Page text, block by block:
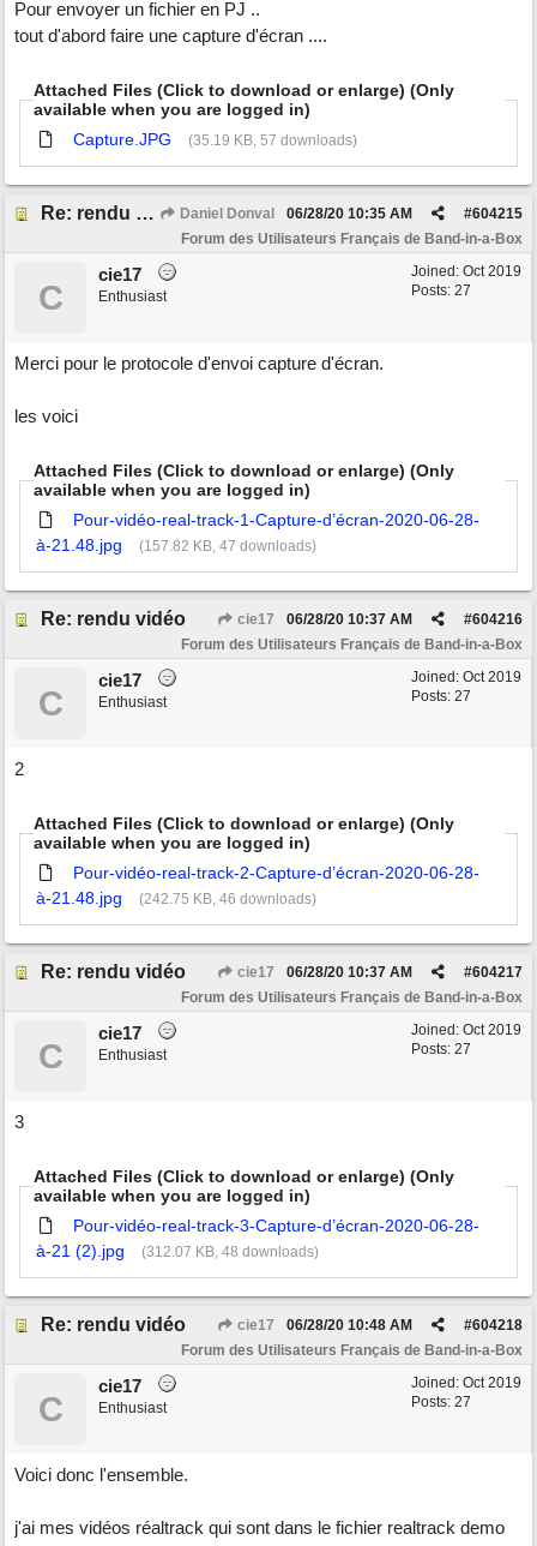
Pour envoyer un fichier en PJ ..
tout d'abord faire une capture d'écran ....
Attached Files (Click to download or enlarge) (Only
available when you are logged in)
Capture.JPG
(35.19 KB, 57 downloads)
Re: rendu vidéo Daniel Donval #604215
06/28/20 10:35 AM
Forum des Utilisateurs Français de Band-in-a-Box
Joined: Oct 2019
Posts: 27
C
cie17
Enthusiast
Merci pour le protocole d'envoi capture d'écran.
les voici
Attached Files (Click to download or enlarge) (Only
available when you are logged in)
Pour-vidéo-real-track-1-Capture-d’écran-2020-06-28-
à-21.48.jpg
(157.82 KB, 47 downloads)
Re: rendu vidéo cie17 #604216
06/28/20 10:37 AM
Forum des Utilisateurs Français de Band-in-a-Box
Joined: Oct 2019
Posts: 27
C
cie17
Enthusiast
2
Attached Files (Click to download or enlarge) (Only
available when you are logged in)
Pour-vidéo-real-track-2-Capture-d’écran-2020-06-28-
à-21.48.jpg
(242.75 KB, 46 downloads)
Re: rendu vidéo cie17 #604217
06/28/20 10:37 AM
Forum des Utilisateurs Français de Band-in-a-Box
Joined: Oct 2019
Posts: 27
C
cie17
Enthusiast
3
Attached Files (Click to download or enlarge) (Only
available when you are logged in)
Pour-vidéo-real-track-3-Capture-d’écran-2020-06-28-
à-21 (2).jpg
(312.07 KB, 48 downloads)
Re: rendu vidéo cie17 #604218
06/28/20 10:48 AM
Forum des Utilisateurs Français de Band-in-a-Box
Joined: Oct 2019
Posts: 27
C
cie17
Enthusiast
Voici donc l'ensemble.
j'ai mes vidéos réaltrack qui sont dans le fichier realtrack demo